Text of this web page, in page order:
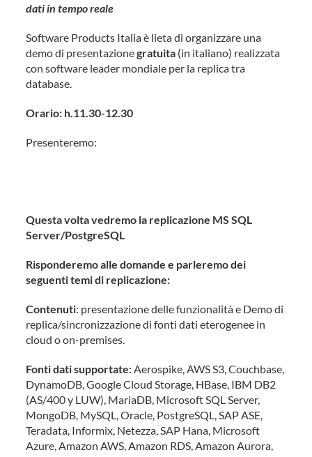
dati in tempo reale
Software Products Italia è lieta di organizzare una
demo di presentazionegratuita (in italiano) realizzata
con software leader mondiale per la replica tra
database.
Orario: h.11.30-12.30
Presenteremo:
Questa volta vedremo la replicazione MS SQL
Server/PostgreSQL
Risponderemo alle domande e parleremo dei
seguenti temi di replicazione:
Contenuti: presentazione delle funzionalità e Demo di
replica/sincronizzazione di fonti dati eterogenee in
cloud o on-premises.
Fonti dati supportate:Aerospike, AWS S3, Couchbase,
DynamoDB, Google Cloud Storage, HBase, IBM DB2
(AS/400 y LUW), MariaDB, Microsoft SQL Server,
MongoDB, MySQL, Oracle, PostgreSQL, SAP ASE,
Teradata, Informix, Netezza, SAP Hana, Microsoft
Azure, Amazon AWS, Amazon RDS, Amazon Aurora,